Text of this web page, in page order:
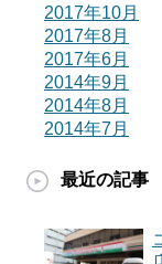
2017年10月
2017年8月
2017年6月
2014年9月
2014年8月
2014年7月
最近の記事